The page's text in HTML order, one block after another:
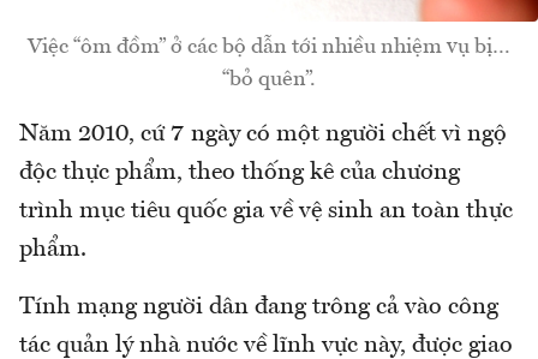
Việc “ôm đồm” ở các bộ dẫn tới nhiều nhiệm vụ bị…
“bỏ quên”.
Năm 2010, cứ 7 ngày có một người chết vì ngộ
độc thực phẩm, theo thống kê của chương
trình mục tiêu quốc gia về vệ sinh an toàn thực
phẩm.
Tính mạng người dân đang trông cả vào công
tác quản lý nhà nước về lĩnh vực này, được giao